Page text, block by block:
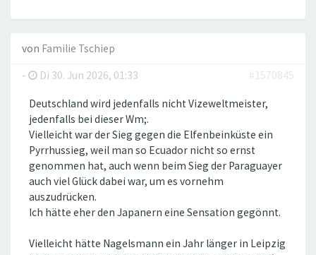
von Familie Tschiep
-
Di 30. Jun 2026, 01:33 #1570845
Deutschland wird jedenfalls nicht Vizeweltmeister,
jedenfalls bei dieser Wm;.
Vielleicht war der Sieg gegen die Elfenbeinküste ein
Pyrrhussieg, weil man so Ecuador nicht so ernst
genommen hat, auch wenn beim Sieg der Paraguayer
auch viel Glück dabei war, um es vornehm
auszudrücken.
Ich hätte eher den Japanern eine Sensation gegönnt.
Vielleicht hätte Nagelsmann ein Jahr länger in Leipzig